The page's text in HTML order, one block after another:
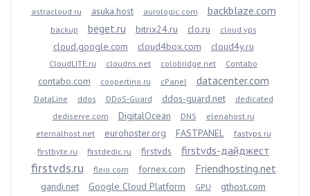
astracloud.ru
asuka.host aurologic.com backblaze.com
backup beget.ru bitrix24.ru clo.ru cloud vps
cloud.google.com cloud4box.com cloud4y.ru
CloudLITE.ru cloudns.net colobridge.net Contabo
contabo.com coopertino.ru cPanel datacenter.com
DataLine ddos DDoS-Guard ddos-guard.net
dedicated
dediserve.com
DigitalOcean DNS
elenahost.ru
eternalhost.net
eurohoster.org FASTPANEL
fastvps.ru
firstbyte.ru
firstdedic.ru firstvds firstvds-дайджест
firstvds.ru fleio.com fornex.com Friendhosting.net
gandi.net Google Cloud Platform GPU gthost.com